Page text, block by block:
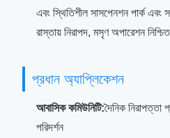
এবং স্থিতিশীল সাসপেনশন পার্ক এবং
রাস্তায় নিরাপদ, মসৃণ অপারেশন
প্রধান অ্যাপ্লিকেশন
আবাসিক কমিউনিটি:দৈনিক নিরাপত্তা
পরিদর্শন